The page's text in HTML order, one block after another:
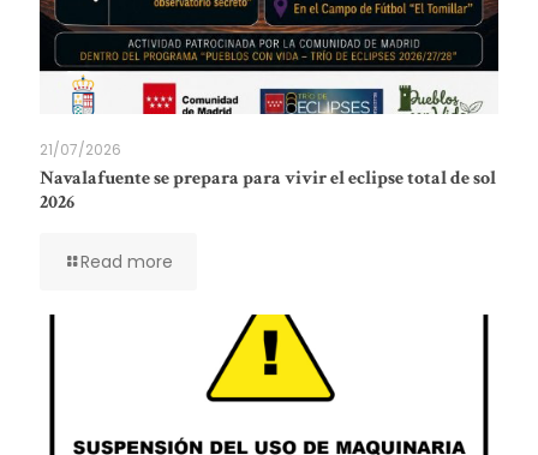
21/07/2026
Navalafuente se prepara para vivir el eclipse total de sol
2026
Read more